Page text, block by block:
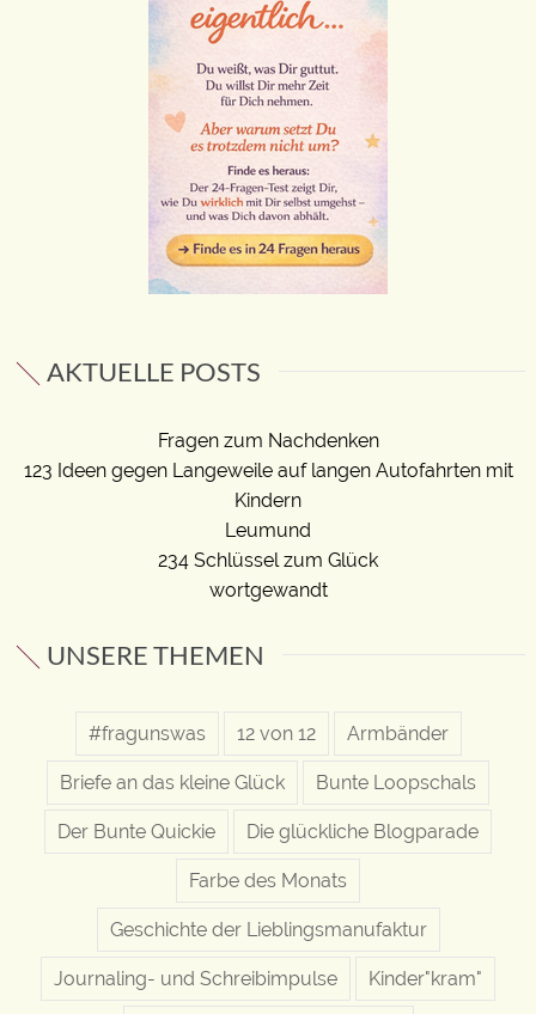
AKTUELLE POSTS
Fragen zum Nachdenken
123 Ideen gegen Langeweile auf langen Autofahrten mit
Kindern
Leumund
234 Schlüssel zum Glück
wortgewandt
UNSERE THEMEN
#fragunswas 12 von 12 Armbänder
Briefe an das kleine Glück Bunte Loopschals
Der Bunte Quickie Die glückliche Blogparade
Farbe des Monats
Geschichte der Lieblingsmanufaktur
Journaling- und Schreibimpulse Kinder"kram"